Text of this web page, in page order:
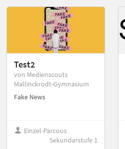
Test2
von Medienscouts
Mallinckrodt-Gymnasium
Fake News
Einzel-Parcous
Sekundarstufe 1